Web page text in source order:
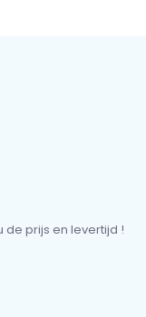
prijs en levertijd !